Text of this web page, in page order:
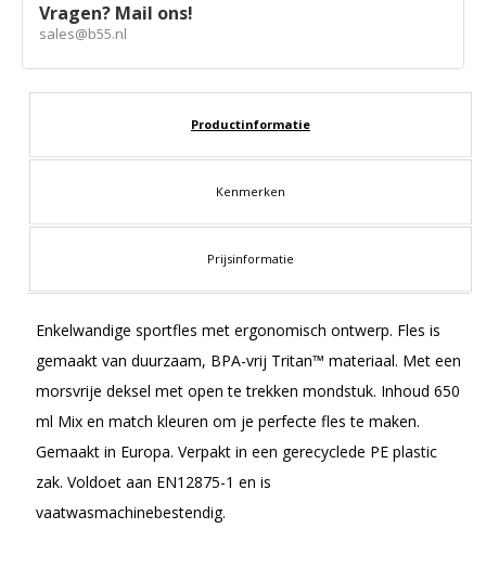
Vragen? Mail ons!
sales@b55.nl
Productinformatie
Kenmerken
Prijsinformatie
Enkelwandige sportfles met ergonomisch ontwerp. Fles is
gemaakt van duurzaam, BPA-vrij Tritan™ materiaal. Met een
morsvrije deksel met open te trekken mondstuk. Inhoud 650
ml Mix en match kleuren om je perfecte fles te maken.
Gemaakt in Europa. Verpakt in een gerecyclede PE plastic
zak. Voldoet aan EN12875-1 en is
vaatwasmachinebestendig.